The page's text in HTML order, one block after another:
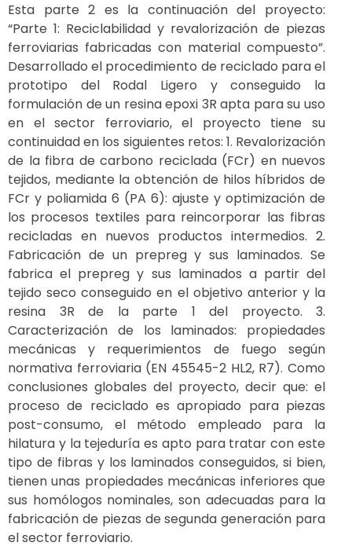
Esta parte 2 es la continuación del proyecto:
“Parte 1: Reciclabilidad y revalorización de piezas
ferroviarias fabricadas con material compuesto”.
Desarrollado el procedimiento de reciclado para el
prototipo del Rodal Ligero y conseguido la
formulación de un resina epoxi 3R apta para su uso
en el sector ferroviario, el proyecto tiene su
continuidad en los siguientes retos: 1. Revalorización
de la fibra de carbono reciclada (FCr) en nuevos
tejidos, mediante la obtención de hilos híbridos de
FCr y poliamida 6 (PA 6): ajuste y optimización de
los procesos textiles para reincorporar las fibras
recicladas en nuevos productos intermedios. 2.
Fabricación de un prepreg y sus laminados. Se
fabrica el prepreg y sus laminados a partir del
tejido seco conseguido en el objetivo anterior y la
resina 3R de la parte 1 del proyecto. 3.
Caracterización de los laminados: propiedades
mecánicas y requerimientos de fuego según
normativa ferroviaria (EN 45545-2 HL2, R7). Como
conclusiones globales del proyecto, decir que: el
proceso de reciclado es apropiado para piezas
post-consumo, el método empleado para la
hilatura y la tejeduría es apto para tratar con este
tipo de fibras y los laminados conseguidos, si bien,
tienen unas propiedades mecánicas inferiores que
sus homólogos nominales, son adecuadas para la
fabricación de piezas de segunda generación para
el sector ferroviario.